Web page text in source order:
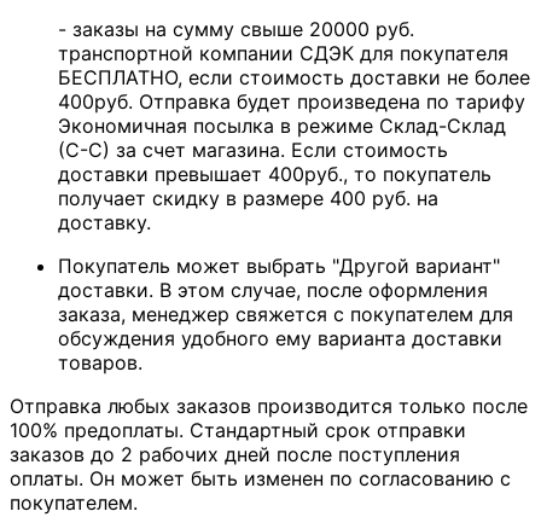
- заказы на сумму свыше 20000 руб.
транспортной компании СДЭК для покупателя
БЕСПЛАТНО, если стоимость доставки не более
400руб. Отправка будет произведена по тарифу
Экономичная посылка в режиме Склад-Склад
(С-С) за счет магазина. Если стоимость
доставки превышает 400руб., то покупатель
получает скидку в размере 400 руб. на
доставку.
Покупатель может выбрать "Другой вариант"
доставки. В этом случае, после оформления
заказа, менеджер свяжется с покупателем для
обсуждения удобного ему варианта доставки
товаров.
Отправка любых заказов производится только после
100% предоплаты. Стандартный срок отправки
заказов до 2 рабочих дней после поступления
оплаты. Он может быть изменен по согласованию с
покупателем.